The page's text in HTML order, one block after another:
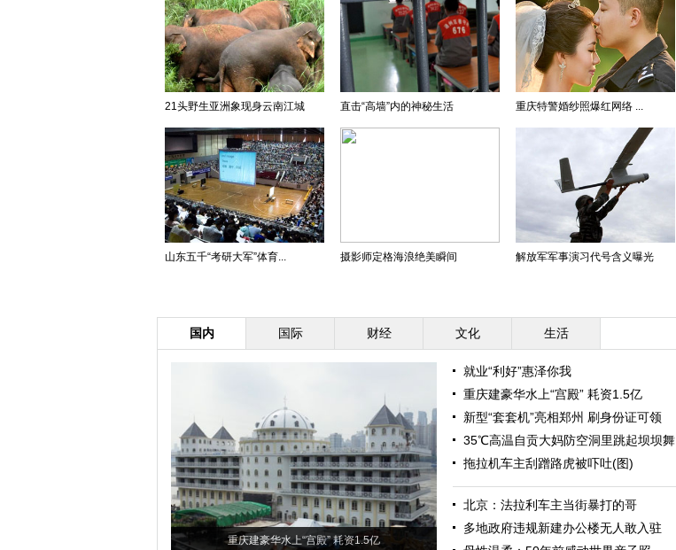
21头野生亚洲象现身云南江城 直击“高墙”内的神秘生活 重庆特警婚纱照爆红网络 ...
山东五千“考研大军”体育... 摄影师定格海浪绝美瞬间 解放军军事演习代号含义曝光
国内 国际 财经 文化 生活
重庆建豪华水上“宫殿” 耗资1.5亿
就业“利好”惠泽你我
重庆建豪华水上“宫殿” 耗资1.5亿
新型“套套机”亮相郑州 刷身份证可领
35℃高温自贡大妈防空洞里跳起坝坝舞
拖拉机车主刮蹭路虎被吓吐(图)
北京：法拉利车主当街暴打的哥
多地政府违规新建办公楼无人敢入驻